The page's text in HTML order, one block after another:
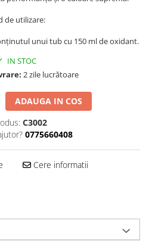
de utilizare:
unui tub cu 150 ml de oxidant.
IN STOC
2 zile lucrătoare
ADAUGA IN COS
C3002
0775660408
Cere informatii